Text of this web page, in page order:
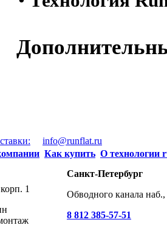
info@runflat.ru
Как купить О технологии
1
Санкт-Петербург
Обводного канала
8 812 385-57-51